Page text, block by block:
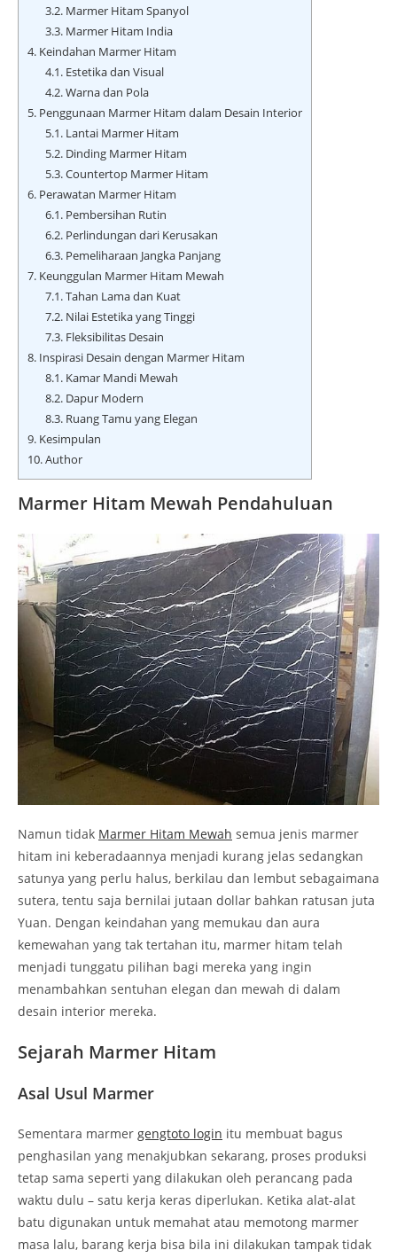
3.2.Marmer Hitam Spanyol
3.3.Marmer Hitam India
4. Keindahan Marmer Hitam
4.1.Estetika dan Visual
4.2.Warna dan Pola
5. Penggunaan Marmer Hitam dalam Desain Interior
5.1.Lantai Marmer Hitam
5.2.Dinding Marmer Hitam
5.3.Countertop Marmer Hitam
6. Perawatan Marmer Hitam
6.1.Pembersihan Rutin
6.2.Perlindungan dari Kerusakan
6.3.Pemeliharaan Jangka Panjang
7. Keunggulan Marmer Hitam Mewah
7.1.Tahan Lama dan Kuat
7.2.Nilai Estetika yang Tinggi
7.3.Fleksibilitas Desain
8. Inspirasi Desain dengan Marmer Hitam
8.1.Kamar Mandi Mewah
8.2.Dapur Modern
8.3.Ruang Tamu yang Elegan
9. Kesimpulan
10.Author
Marmer Hitam Mewah Pendahuluan
Namun tidak Marmer Hitam Mewah semua jenis marmer
hitam ini keberadaannya menjadi kurang jelas sedangkan
satunya yang perlu halus, berkilau dan lembut sebagaimana
sutera, tentu saja bernilai jutaan dollar bahkan ratusan juta
Yuan. Dengan keindahan yang memukau dan aura
kemewahan yang tak tertahan itu, marmer hitam telah
menjadi tunggatu pilihan bagi mereka yang ingin
menambahkan sentuhan elegan dan mewah di dalam
desain interior mereka.
Sejarah Marmer Hitam
Asal Usul Marmer
Sementara marmer gengtoto login itu membuat bagus
penghasilan yang menakjubkan sekarang, proses produksi
tetap sama seperti yang dilakukan oleh perancang pada
waktu dulu – satu kerja keras diperlukan. Ketika alat-alat
batu digunakan untuk memahat atau memotong marmer
masa lalu, barang kerja bisa bila ini dilakukan tampak tidak